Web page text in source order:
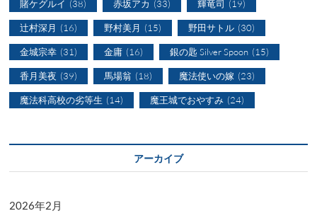
賭ケグルイ (38) 赤坂アカ (33) 輝竜司 (19)
辻村深月 (16) 野村美月 (15) 野田サトル (30)
金城宗幸 (31) 金庸 (16) 銀の匙 Silver Spoon (15)
香月美夜 (39) 馬場翁 (18) 魔法使いの嫁 (23)
魔法科高校の劣等生 (14) 魔王城でおやすみ (24)
アーカイブ
2026年2月